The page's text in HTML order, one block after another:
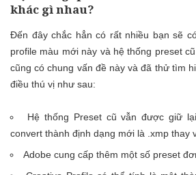
khác gì nhau?
Đến đây chắc hẳn có rất nhiều bạn sẽ
profile màu mới này và hệ thống preset
cũng có chung vấn đề này và đã thử tìm
điều thú vị như sau:
Hệ thống Preset cũ vẫn được giữ
convert thành định dạng mới là .xmp thay
Adobe cung cấp thêm một số preset